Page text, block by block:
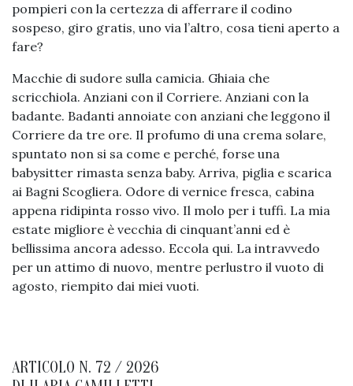
pompieri con la certezza di afferrare il codino
sospeso, giro gratis, uno via l’altro, cosa tieni aperto a
fare?
Macchie di sudore sulla camicia. Ghiaia che
scricchiola. Anziani con il Corriere. Anziani con la
badante. Badanti annoiate con anziani che leggono il
Corriere da tre ore. Il profumo di una crema solare,
spuntato non si sa come e perché, forse una
babysitter rimasta senza baby. Arriva, piglia e scarica
ai Bagni Scogliera. Odore di vernice fresca, cabina
appena ridipinta rosso vivo. Il molo per i tuffi. La mia
estate migliore è vecchia di cinquant’anni ed è
bellissima ancora adesso. Eccola qui. La intravvedo
per un attimo di nuovo, mentre perlustro il vuoto di
agosto, riempito dai miei vuoti.
ARTICOLO N. 72 / 2026